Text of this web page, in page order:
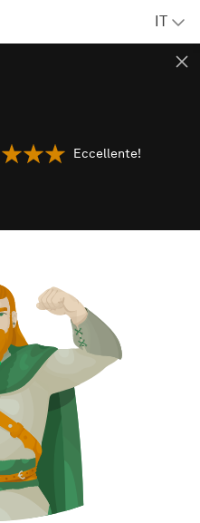
IT
Eccellente!